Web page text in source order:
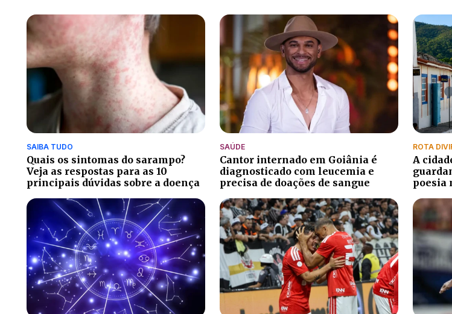
SAIBA TUDO
Quais os sintomas do sarampo?
Veja as respostas para as 10
principais dúvidas sobre a doença
SAÚDE
Cantor internado em Goiânia é
diagnosticado com leucemia e
precisa de doações de sangue
ROTA
A
poesia